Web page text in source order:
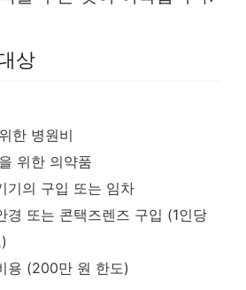
상
한 병원비
위한 의약품
기의 구입 또는 임차
경 또는 콘택즈렌즈 구입 (1인당
용 (200만 원 한도)